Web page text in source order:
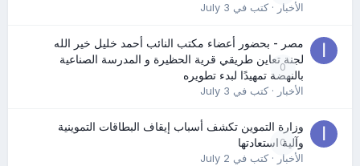
الأخبار· كتب في July 3
0
مصر - بحضور أعضاء مكتب النائب أحمد خليل خير الله
لجنة تعاين طريقي قرية الحظيرة و المدرسة الصناعية
بالنهضة تمهيدًا لبدء تطويره
الأخبار· كتب في July 3
0
وزارة التموين تكشف أسباب إيقاف البطاقات التموينية
وآلية استعادتها
الأخبار· كتب في July 2